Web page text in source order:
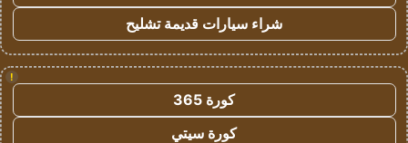
شراء سيارات قديمة تشليح
!
كورة 365
كورة سيتي